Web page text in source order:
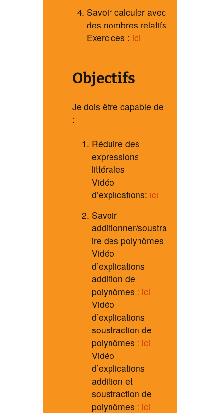
Savoir calculer avec
des nombres relatifs
Exercices : ici
Objectifs
Je dois être capable de
:
Réduire des
expressions
littérales
Vidéo
d’explications: ici
Savoir
additionner/soustra
ire des polynômes
Vidéo
d’explications
addition de
polynômes : ici
Vidéo
d’explications
soustraction de
polynômes : ici
Vidéo
d’explications
addition et
soustraction de
polynômes : ici